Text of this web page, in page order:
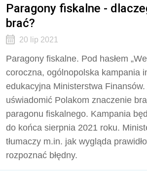
Paragony fiskalne -
brać?
20 lip 2021
Paragony fiskalne. Pod hasłem
coroczna, ogólnopolska kampania
edukacyjna Ministerstwa
uświadomić Polakom znaczenie
paragonu fiskalnego. Kampania
do końca sierpnia 2021 roku.
tłumaczy m.in. jak wygląda
rozpoznać błędny.